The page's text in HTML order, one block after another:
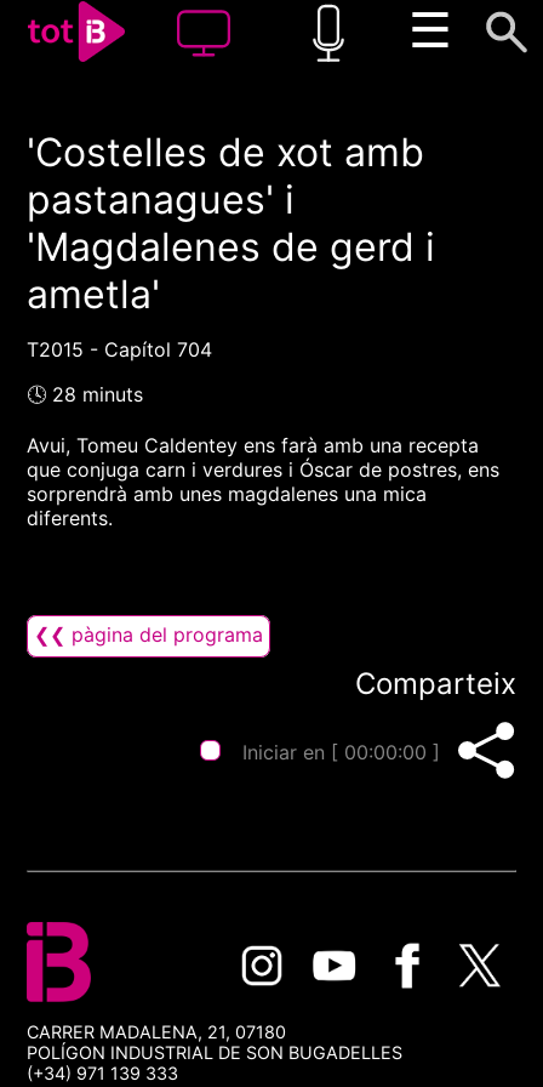
☰
00:00 00:00
1x
'Costelles de xot amb
pastanagues' i
'Magdalenes de gerd i
ametla'
T2015 - Capítol 704
🕓 28 minuts
Avui, Tomeu Caldentey ens farà amb una recepta
que conjuga carn i verdures i Óscar de postres, ens
sorprendrà amb unes magdalenes una mica
diferents.
❮❮ pàgina del programa
Comparteix
Iniciar en [ 00:00:00 ]
CARRER MADALENA, 21, 07180
POLÍGON INDUSTRIAL DE SON BUGADELLES
(+34) 971 139 333